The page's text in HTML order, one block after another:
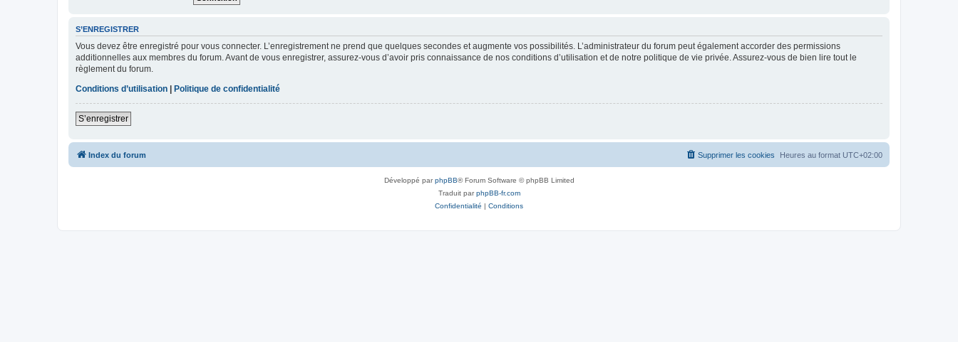
S’ENREGISTRER
Vous devez être enregistré pour vous connecter. L’enregistrement ne prend que quelques secondes et augmente vos possibilités. L’administrateur du forum peut également accorder des permissions
additionnelles aux membres du forum. Avant de vous enregistrer, assurez-vous d’avoir pris connaissance de nos conditions d’utilisation et de notre politique de vie privée. Assurez-vous de bien lire tout le
règlement du forum.
Conditions d’utilisation | Politique de confidentialité
S’enregistrer
Index du forum Heures au format UTC+02:00
Supprimer les cookies
Développé parphpBB® Forum Software © phpBB Limited
Traduit parphpBB-fr.com
Confidentialité | Conditions